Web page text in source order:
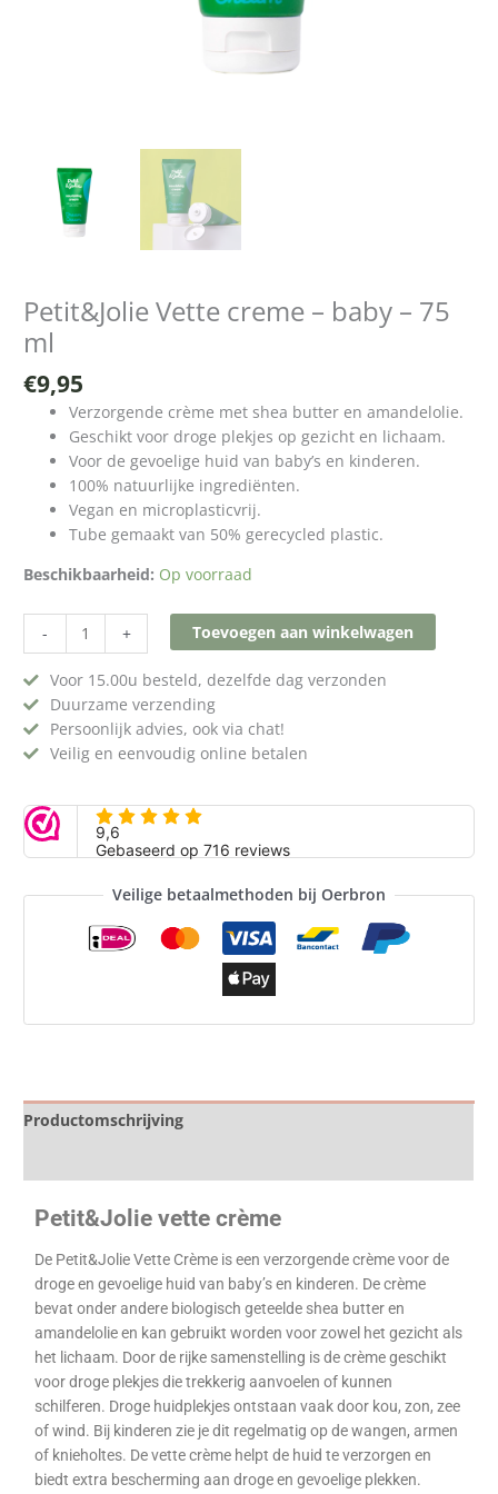
Petit&Jolie Vette creme – baby – 75
ml
€9,95
Verzorgende crème met shea butter en amandelolie.
Geschikt voor droge plekjes op gezicht en lichaam.
Voor de gevoelige huid van baby’s en kinderen.
100% natuurlijke ingrediënten.
Vegan en microplasticvrij.
Tube gemaakt van 50% gerecycled plastic.
Beschikbaarheid: Op voorraad
- + Toevoegen aan winkelwagen
Voor 15.00u besteld, dezelfde dag verzonden
Duurzame verzending
Persoonlijk advies, ook via chat!
Veilig en eenvoudig online betalen
Veilige betaalmethoden bij Oerbron
Productomschrijving
Petit&Jolie vette crème
De Petit&Jolie Vette Crème is een verzorgende crème voor de
droge en gevoelige huid van baby’s en kinderen. De crème
bevat onder andere biologisch geteelde shea butter en
amandelolie en kan gebruikt worden voor zowel het gezicht als
het lichaam. Door de rijke samenstelling is de crème geschikt
voor droge plekjes die trekkerig aanvoelen of kunnen
schilferen. Droge huidplekjes ontstaan vaak door kou, zon, zee
of wind. Bij kinderen zie je dit regelmatig op de wangen, armen
of knieholtes. De vette crème helpt de huid te verzorgen en
biedt extra bescherming aan droge en gevoelige plekken.